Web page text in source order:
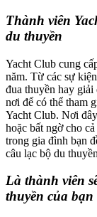
Thành viên
du thuyền
Yacht Club cung
năm. Từ các sự
đua thuyền hay
nơi để có thể tham
Yacht Club. Nơi
hoặc bất ngờ cho
trong gia đình bạn
câu lạc bộ du
Là thành viên
thuyền của bạn